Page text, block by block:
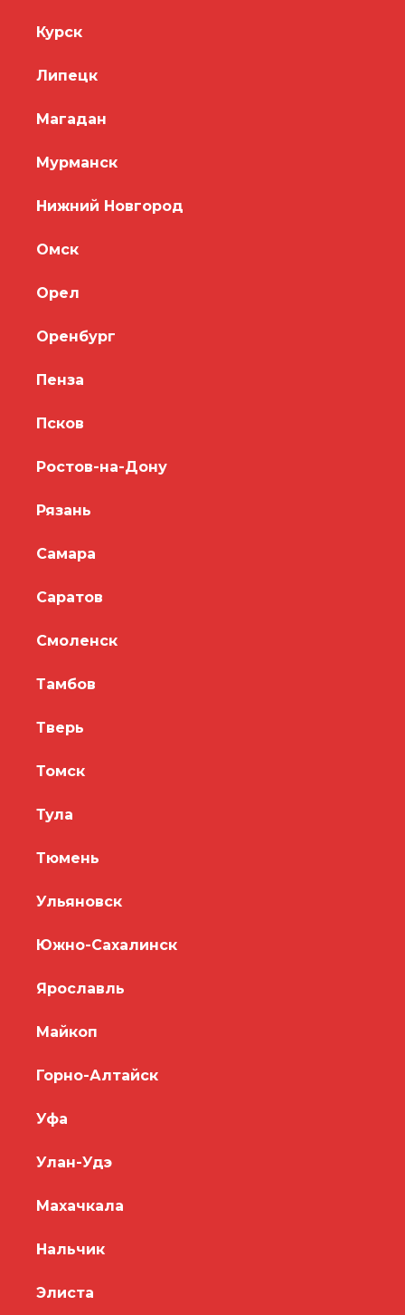
Курск
Липецк
Магадан
Мурманск
Нижний Новгород
Омск
Орел
Оренбург
Пенза
Псков
Ростов-на-Дону
Рязань
Самара
Саратов
Смоленск
Тамбов
Тверь
Томск
Тула
Тюмень
Ульяновск
Южно-Сахалинск
Ярославль
Майкоп
Горно-Алтайск
Уфа
Улан-Удэ
Махачкала
Нальчик
Элиста